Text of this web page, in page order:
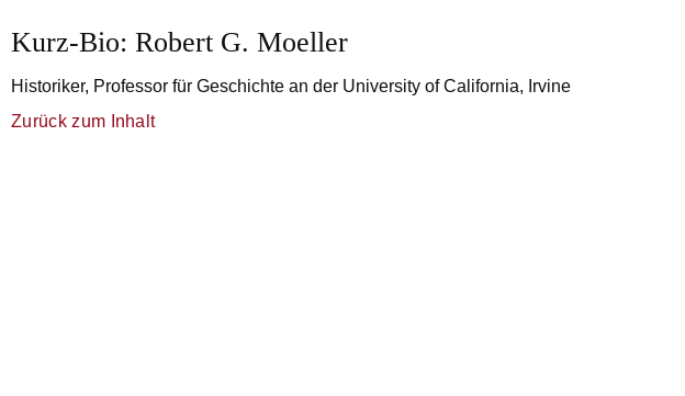
Kurz-Bio: Robert G. Moeller
Historiker, Professor für Geschichte an der University of California, Irvine
Zurück zum Inhalt